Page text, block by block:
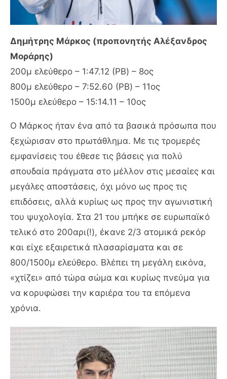
Δημήτρης Μάρκος (προπονητής Αλέξανδρος
Μοράρης)
200μ ελεύθερο – 1:47.12 (PB) – 8ος
800μ ελεύθερο – 7:52.60 (PB) – 11ος
1500μ ελεύθερο – 15:14.11 – 10ος
Ο Μάρκος ήταν ένα από τα βασικά πρόσωπα που
ξεχώρισαν στο πρωτάθλημα. Με τις τρομερές
εμφανίσεις του έθεσε τις βάσεις για πολύ
σπουδαία πράγματα στο μέλλον στις μεσαίες και
μεγάλες αποστάσεις, όχι μόνο ως προς τις
επιδόσεις, αλλά κυρίως ως προς την αγωνιστική
του ψυχολογία. Στα 21 του μπήκε σε ευρωπαϊκό
τελικό στο 200αρι(!), έκανε 2/3 ατομικά ρεκόρ
και είχε εξαιρετικά πλασαρίσματα και σε
800/1500μ ελεύθερο. Βλέπει τη μεγάλη εικόνα,
«χτίζει» από τώρα σώμα και κυρίως πνεύμα για
να κορυφώσει την καριέρα του τα επόμενα
χρόνια.